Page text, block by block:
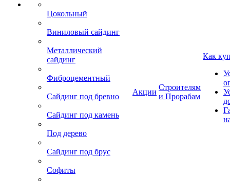
Цокольный
Виниловый сайдинг
Металлический
сайдинг
Фиброцементный
Сайдинг под бревно
Сайдинг под камень
Под дерево
Сайдинг под брус
Софиты
Акции
Строителям
и Прорабам
Как